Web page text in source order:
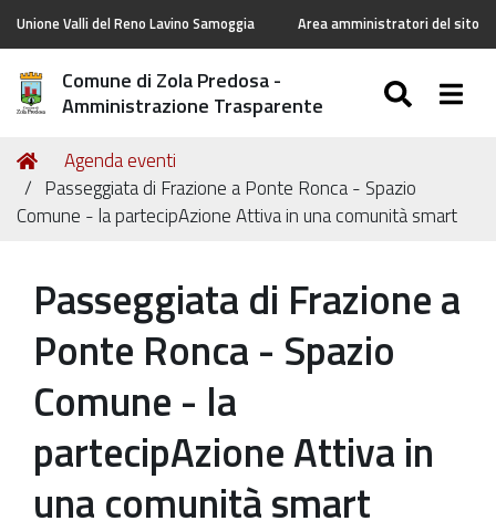
Unione Valli del Reno Lavino Samoggia Area amministratori del sito
Comune di Zola Predosa -
Amministrazione Trasparente
Tu
sei
qui:
Home
Agenda eventi
Passeggiata di Frazione a Ponte Ronca - Spazio
Comune - la partecipAzione Attiva in una comunità smart
Passeggiata di Frazione a
Ponte Ronca - Spazio
Comune - la
partecipAzione Attiva in
una comunità smart